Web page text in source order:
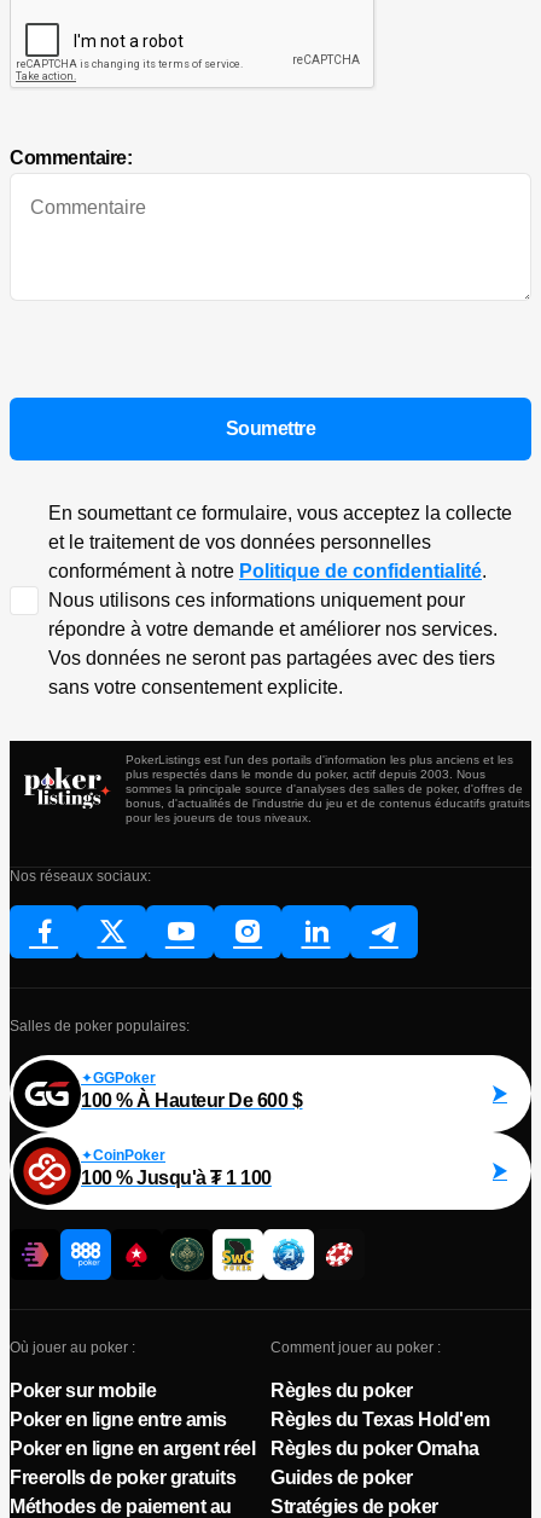
Commentaire:
En soumettant ce formulaire, vous acceptez la collecte
et le traitement de vos données personnelles
conformément à notre Politique de confidentialité.
Nous utilisons ces informations uniquement pour
répondre à votre demande et améliorer nos services.
Vos données ne seront pas partagées avec des tiers
sans votre consentement explicite.
PokerListings est l'un des portails d'information les plus anciens et les
plus respectés dans le monde du poker, actif depuis 2003. Nous
sommes la principale source d'analyses des salles de poker, d'offres de
bonus, d'actualités de l'industrie du jeu et de contenus éducatifs gratuits
pour les joueurs de tous niveaux.
Nos réseaux sociaux:
Salles de poker populaires:
GGPoker
100 % À Hauteur De 600 $
CoinPoker
100 % Jusqu'à ₮ 1 100
Où jouer au poker :
Poker sur mobile
Poker en ligne entre amis
Poker en ligne en argent réel
Freerolls de poker gratuits
Méthodes de paiement au
Comment jouer au poker :
Règles du poker
Règles du Texas Hold'em
Règles du poker Omaha
Guides de poker
Stratégies de poker